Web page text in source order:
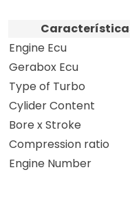
Engine Ecu
Gerabox Ecu
Type of Turbo
Cylider Content
Bore x Stroke
Compression ratio
Engine Number